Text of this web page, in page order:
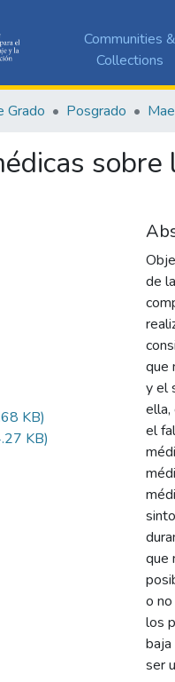
Communities &
Collections
Grado Posgrado
KB)
KB)
de
que
y el
ella,
el
que
o
los
ser